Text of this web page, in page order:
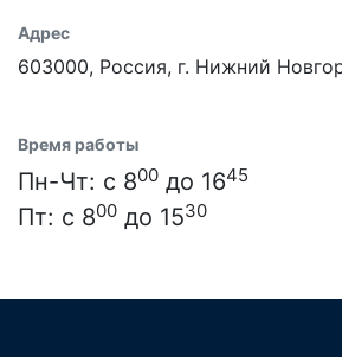
Адрес
603000, Россия, г. Нижний
Время работы
Пн-Чт: с 800 до 1645
Пт: с 800 до 1530